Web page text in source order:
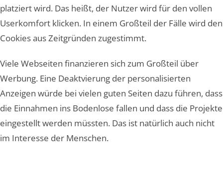
platziert wird. Das heißt, der Nutzer wird für den vollen
Userkomfort klicken. In einem Großteil der Fälle wird den
Cookies aus Zeitgründen zugestimmt.
Viele Webseiten finanzieren sich zum Großteil über
Werbung. Eine Deaktvierung der personalisierten
Anzeigen würde bei vielen guten Seiten dazu führen, dass
die Einnahmen ins Bodenlose fallen und dass die Projekte
eingestellt werden müssten. Das ist natürlich auch nicht
im Interesse der Menschen.